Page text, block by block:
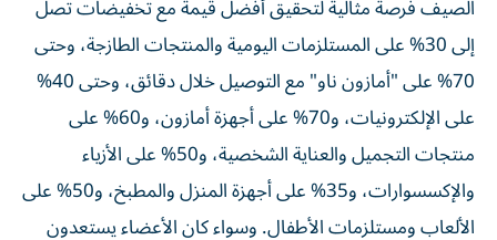
الصيف فرصة مثالية لتحقيق أفضل قيمة مع تخفيضات تصل
إلى 30% على المستلزمات اليومية والمنتجات الطازجة، وحتى
70% على "أمازون ناو" مع التوصيل خلال دقائق، وحتى 40%
على الإلكترونيات، و70% على أجهزة أمازون، و60% على
منتجات التجميل والعناية الشخصية، و50% على الأزياء
والإكسسوارات، و35% على أجهزة المنزل والمطبخ، و50% على
الألعاب ومستلزمات الأطفال. وسواء كان الأعضاء يستعدون